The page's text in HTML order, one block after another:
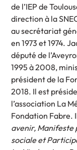
de l’IEP de
direction à la
au secrétariat
en 1973 et 1974.
député de
1995 à 2008,
président de la
2018. Il est
l’association La
Fondation Fabre.
avenir, Manifeste
sociale et